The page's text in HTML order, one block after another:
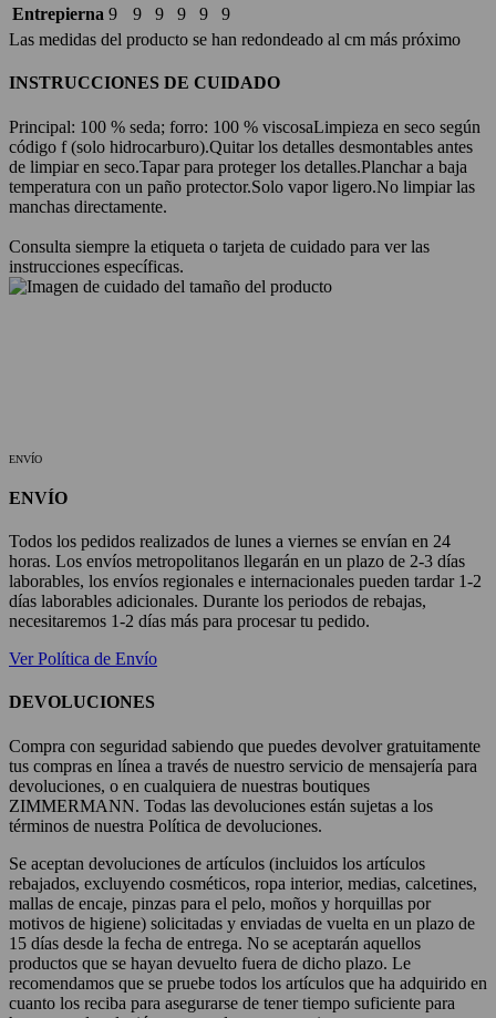
Entrepierna 9 9 9 9 9
9
Las medidas del producto se han redondeado al cm más próximo
INSTRUCCIONES DE CUIDADO
Principal: 100 % seda; forro: 100 % viscosaLimpieza en seco según
código f (solo hidrocarburo).Quitar los detalles desmontables antes
de limpiar en seco.Tapar para proteger los detalles.Planchar a baja
temperatura con un paño protector.Solo vapor ligero.No limpiar las
manchas directamente.
Consulta siempre la etiqueta o tarjeta de cuidado para ver las
instrucciones específicas.
ENVÍO
ENVÍO
Todos los pedidos realizados de lunes a viernes se envían en 24
horas. Los envíos metropolitanos llegarán en un plazo de 2-3 días
laborables, los envíos regionales e internacionales pueden tardar 1-2
días laborables adicionales. Durante los periodos de rebajas,
necesitaremos 1-2 días más para procesar tu pedido.
Ver Política de Envío
DEVOLUCIONES
Compra con seguridad sabiendo que puedes devolver gratuitamente
tus compras en línea a través de nuestro servicio de mensajería para
devoluciones, o en cualquiera de nuestras boutiques
ZIMMERMANN. Todas las devoluciones están sujetas a los
términos de nuestra Política de devoluciones.
Se aceptan devoluciones de artículos (incluidos los artículos
rebajados, excluyendo cosméticos, ropa interior, medias, calcetines,
mallas de encaje, pinzas para el pelo, moños y horquillas por
motivos de higiene) solicitadas y enviadas de vuelta en un plazo de
15 días desde la fecha de entrega. No se aceptarán aquellos
productos que se hayan devuelto fuera de dicho plazo. Le
recomendamos que se pruebe todos los artículos que ha adquirido en
cuanto los reciba para asegurarse de tener tiempo suficiente para